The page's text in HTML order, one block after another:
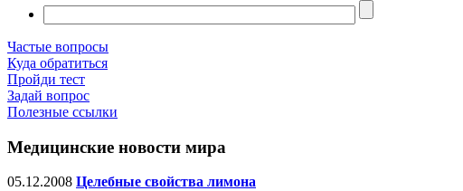
Частые вопросы
Куда обратиться
Пройди тест
Задай вопрос
Полезные ссылки
Медицинские новости мира
05.12.2008 Целебные свойства лимона